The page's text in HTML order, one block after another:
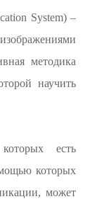
System) –
методика
научить
есть
которых
может